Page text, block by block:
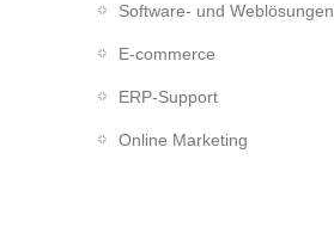
Software- und Weblösungen
E-commerce
ERP-Support
Online Marketing